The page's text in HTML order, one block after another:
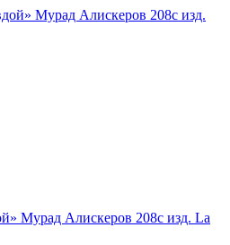
Мурад Алискеров 208с изд. La